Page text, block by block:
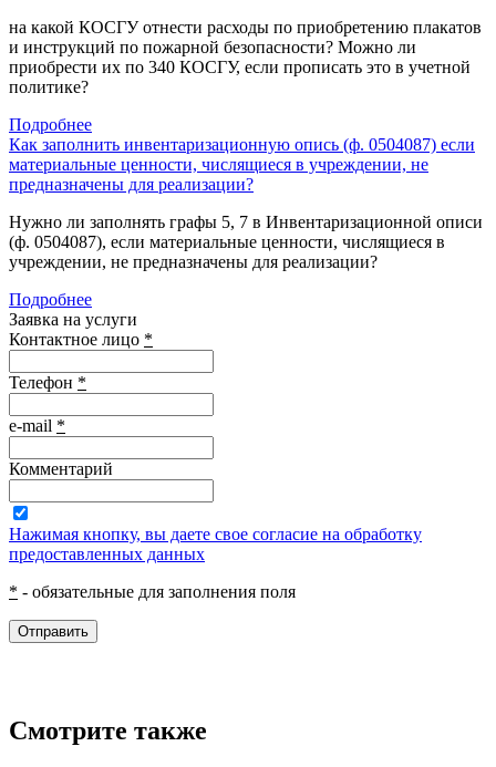
на какой КОСГУ отнести расходы по приобретению плакатов
и инструкций по пожарной безопасности? Можно ли
приобрести их по 340 КОСГУ, если прописать это в учетной
политике?
Подробнее
Как заполнить инвентаризационную опись (ф. 0504087) если
материальные ценности, числящиеся в учреждении, не
предназначены для реализации?
Нужно ли заполнять графы 5, 7 в Инвентаризационной описи
(ф. 0504087), если материальные ценности, числящиеся в
учреждении, не предназначены для реализации?
Подробнее
Заявка на услуги
Контактное лицо *
Телефон *
e-mail *
Комментарий
Нажимая кнопку, вы даете свое согласие на обработку
предоставленных данных
* - обязательные для заполнения поля
Отправить
Смотрите также